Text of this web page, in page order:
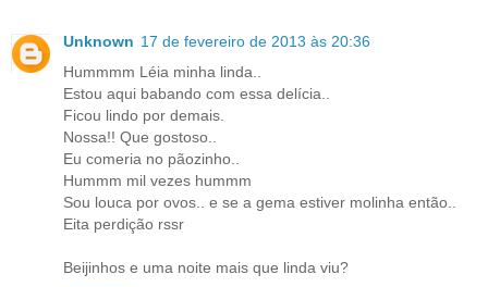
Unknown 17 de fevereiro de 2013 às 20:36
Hummmm Léia minha linda..
Estou aqui babando com essa delícia..
Ficou lindo por demais.
Nossa!! Que gostoso..
Eu comeria no pãozinho..
Hummm mil vezes hummm
Sou louca por ovos.. e se a gema estiver molinha então..
Eita perdição rssr
Beijinhos e uma noite mais que linda viu?